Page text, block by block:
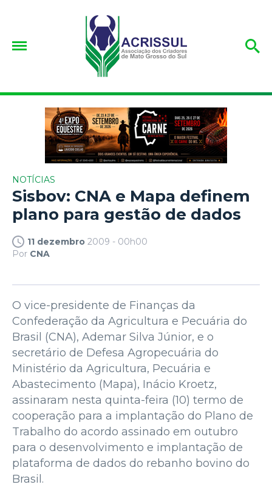
NOTÍCIAS
Sisbov: CNA e Mapa definem
plano para gestão de dados
11 dezembro 2009 - 00h00
Por CNA
O vice-presidente de Finanças da
Confederação da Agricultura e Pecuária do
Brasil (CNA), Ademar Silva Júnior, e o
secretário de Defesa Agropecuária do
Ministério da Agricultura, Pecuária e
Abastecimento (Mapa), Inácio Kroetz,
assinaram nesta quinta-feira (10) termo de
cooperação para a implantação do Plano de
Trabalho do acordo assinado em outubro
para o desenvolvimento e implantação de
plataforma de dados do rebanho bovino do
Brasil.